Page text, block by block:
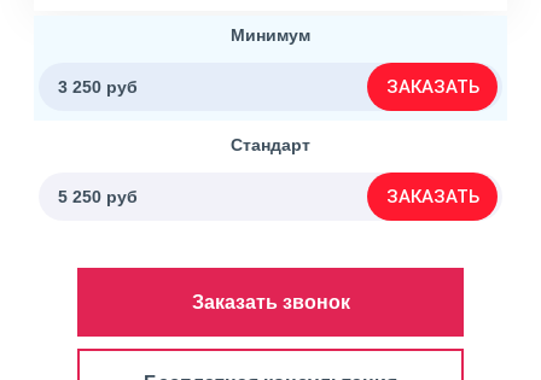
Минимум
3 250 руб ЗАКАЗАТЬ
Стандарт
5 250 руб ЗАКАЗАТЬ
Заказать звонок